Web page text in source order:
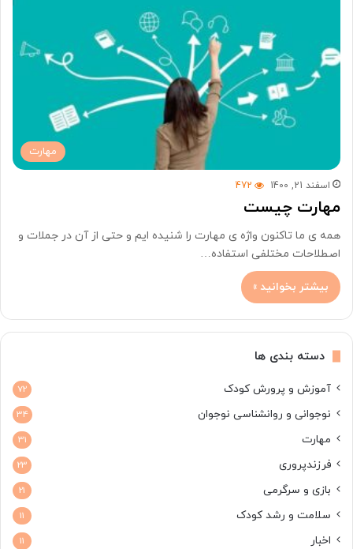
مهارت
اسفند 21, 1400 472
مهارت چیست
همه ی ما تاکنون واژه ی مهارت را شنیده ایم و حتی از آن در جملات و
اصطلاحات مختلفی استفاده…
بیشتر بخوانید »
دسته بندی ها
آموزش و پرورش کودک 72
نوجوانی و روانشناسی نوجوان 34
مهارت 31
فرزندپروری 23
بازی و سرگرمی 21
سلامت و رشد کودک 11
اخبار 11